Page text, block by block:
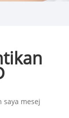
saya mesej